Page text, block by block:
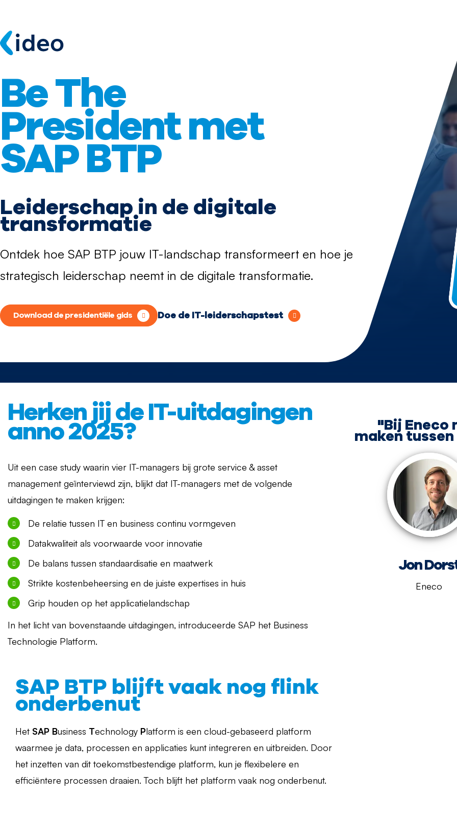
Be The
President met
SAP BTP
Leiderschap in de digitale
transformatie
Ontdek hoe SAP BTP jouw IT-landschap transformeert en hoe je
strategisch leiderschap neemt in de digitale transformatie.
Download de presidentiële gids Doe de IT-leiderschapstest
Herken jij de IT-uitdagingen
anno 2025?
Uit een case study waarin vier IT-managers bij grote service & asset
management geïnterviewd zijn, blijkt dat IT-managers met de volgende
uitdagingen te maken krijgen:
De relatie tussen IT en business continu vormgeven
Datakwaliteit als voorwaarde voor innovatie
De balans tussen standaardisatie en maatwerk
Strikte kostenbeheersing en de juiste expertises in huis
Grip houden op het applicatielandschap
In het licht van bovenstaande uitdagingen, introduceerde SAP het Business
Technologie Platform.
"Bij Eneco
maken
Jon
Eneco
SAP BTP blijft vaak nog flink
onderbenut
Het SAP Business Technology Platform is een cloud-gebaseerd platform
waarmee je data, processen en applicaties kunt integreren en uitbreiden. Door
het inzetten van dit toekomstbestendige platform, kun je flexibelere en
efficiëntere processen draaien. Toch blijft het platform vaak nog onderbenut.